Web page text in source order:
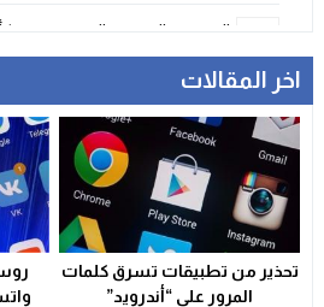
المنتخب المغربي الرديف يتوج
21:06 فيضانات قوية بإقليم آسفي
17:18 دراجات التوصيل بوجدة…
13:11 وجدة…وفاة ضابط أمن في
23:29 تعزية
21:02 ولاية أمن وجدة تُقرب خدمات
اخر المقالات
تحذير من تطبيقات تسرق كلمات
المرور على “أندرويد”